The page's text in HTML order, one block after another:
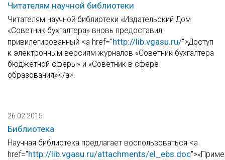
Читателям научной библиотеки
Читателям научной библиотеки «Издательский Дом
«Советник бухгалтера» вновь предоставил
привилегированный <a href="http://lib.vgasu.ru/">Доступ
к электронным версиям журналов «Советник бухгалтера
бюджетной сферы» и «Советник в сфере
образования»</a>.
26.02.2015
Библиотека
Научная библиотека предлагает воспользоваться <a
href="http://lib.vgasu.ru/attachments/el_ebs.doc